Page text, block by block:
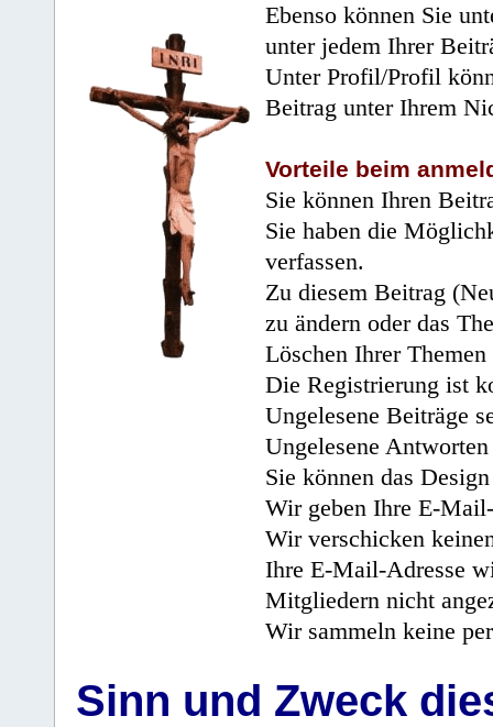
Ebenso können Sie
unter jedem Ihrer
Unter Profil/Profil
Beitrag unter Ihrem
Vorteile beim
Sie können Ihren
Sie haben die
verfassen.
Zu diesem Beitrag
zu ändern oder das
Löschen Ihrer
Die Registrierung ist
Ungelesene Beiträge
Ungelesene
Sie können das
Wir geben Ihre E-
Wir verschicken
Ihre E-Mail-Adresse
Mitgliedern nicht
Wir sammeln keine
Sinn und Zweck